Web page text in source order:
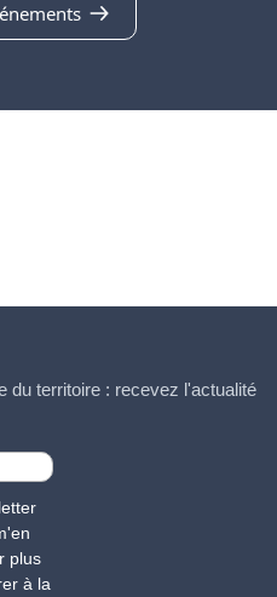
du territoire : recevez l'actualité
plus
à la